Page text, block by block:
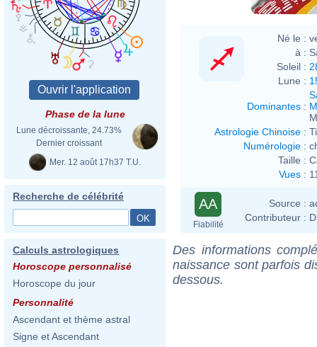
Phase de la lune
Lune décroissante, 24.73%
Dernier croissant
Mer. 12 août 17h37 T.U.
Recherche de célébrité
Calculs astrologiques
Horoscope personnalisé
Horoscope du jour
Personnalité
Ascendant et thème astral
Signe et Ascendant
Né le :
à :
Soleil :
Lune :
Dominantes :
Astrologie Chinoise :
Numérologie :
Taille :
Vues :
AA
Fiabilité
Source :
Contributeur :
Des informations
naissance sont parfois
dessous.